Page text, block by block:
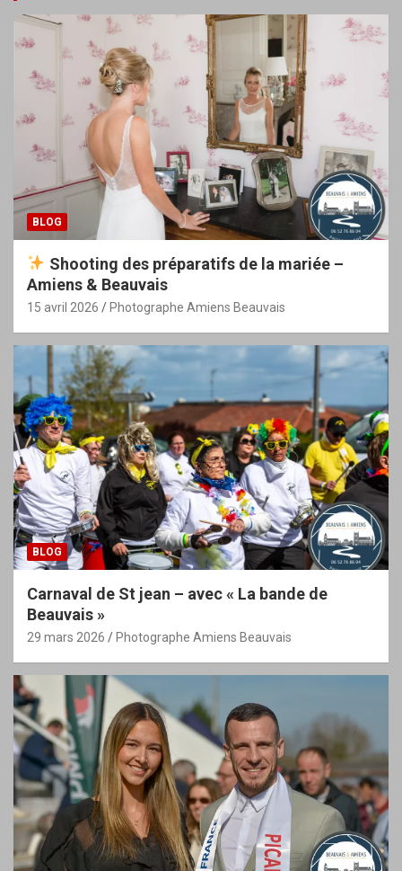
BLOG
Shooting des préparatifs de la mariée –
Amiens & Beauvais
15 avril 2026 Photographe Amiens Beauvais
BLOG
Carnaval de St jean – avec « La bande de
Beauvais »
29 mars 2026 Photographe Amiens Beauvais